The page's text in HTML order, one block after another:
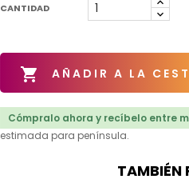
CANTIDAD
 AÑADIR A LA
Cómpralo ahora y recíbelo entre
estimada para península.
TAMBIÉN